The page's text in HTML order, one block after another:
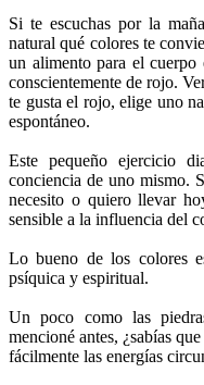
Si te escuchas por la
natural qué colores te
un alimento para el cuerpo
conscientemente de rojo.
te gusta el rojo, elige uno
espontáneo.
Este pequeño ejercicio
conciencia de uno mismo.
necesito o quiero llevar
sensible a la influencia del
Lo bueno de los colores
psíquica y espiritual.
Un poco como las
mencioné antes, ¿sabías
fácilmente las energías